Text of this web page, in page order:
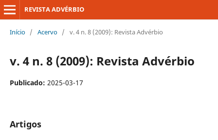
REVISTA ADVÉRBIO
Início / Acervo / v. 4 n. 8 (2009): Revista Advérbio
v. 4 n. 8 (2009): Revista Advérbio
Publicado: 2025-03-17
Artigos